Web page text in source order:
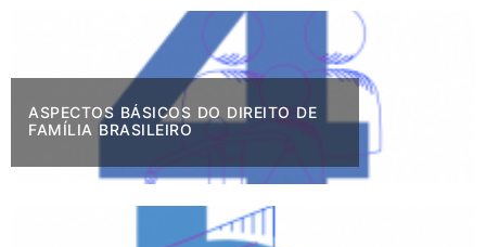
ASPECTOS BÁSICOS DO DIREITO DE
FAMÍLIA BRASILEIRO